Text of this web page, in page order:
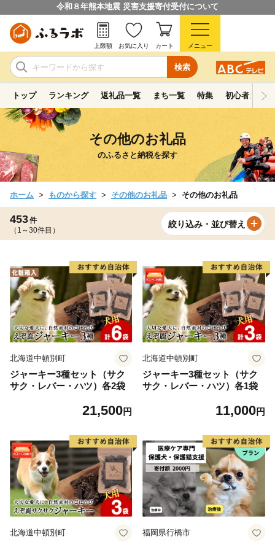
令和８年熊本地震 災害支援寄付受付について
検索
上限額 お気に入り カート メニュー
トップ ランキング 返礼品一覧 まち一覧 特集 初心者ガイド
その他のお礼品
のふるさと納税を探す
ホーム ものから探す その他のお礼品 その他のお礼品
453件
（1～30件目）
絞り込み・並び替え
北海道中頓別町
ジャーキー3種セット（サク
サク・レバー・ハツ）各2袋
21,500円
北海道中頓別町
ジャーキー3種セット（サク
サク・レバー・ハツ）各1袋
11,000円
北海道中頓別町 福岡県行橋市